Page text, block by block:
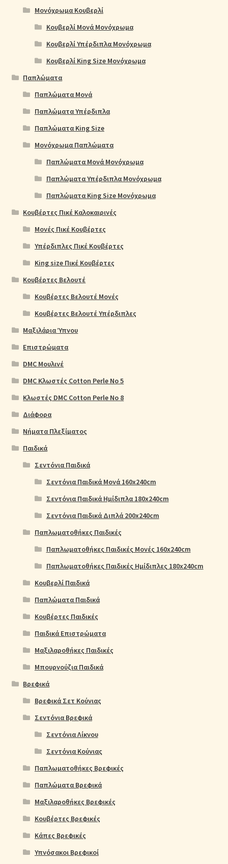
Μονόχρωμα Κουβερλί
Κουβερλί Μονά Μονόχρωμα
Κουβερλί Υπέρδιπλα Μονόχρωμα
Κουβερλί King Size Μονόχρωμα
Παπλώματα
Παπλώματα Μονά
Παπλώματα Υπέρδιπλα
Παπλώματα King Size
Μονόχρωμα Παπλώματα
Παπλώματα Μονά Μονόχρωμα
Παπλώματα Υπέρδιπλα Μονόχρωμα
Παπλώματα King Size Μονόχρωμα
Κουβέρτες Πικέ Καλοκαιρινές
Μονές Πικέ Κουβέρτες
Υπέρδιπλες Πικέ Κουβέρτες
King size Πικέ Κουβέρτες
Κουβέρτες Βελουτέ
Κουβέρτες Βελουτέ Μονές
Κουβέρτες Βελουτέ Υπέρδιπλες
Μαξιλάρια Ύπνου
Επιστρώματα
DMC Μουλινέ
DMC Κλωστές Cotton Perle No 5
Κλωστές DMC Cotton Perle No 8
Διάφορα
Νήματα Πλεξίματος
Παιδικά
Σεντόνια Παιδικά
Σεντόνια Παιδικά Μονά 160x240cm
Σεντόνια Παιδικά Ημίδιπλα 180x240cm
Σεντόνια Παιδικά Διπλά 200x240cm
Παπλωματοθήκες Παιδικές
Παπλωματοθήκες Παιδικές Μονές 160x240cm
Παπλωματοθήκες Παιδικές Ημίδιπλες 180x240cm
Κουβερλί Παιδικά
Παπλώματα Παιδικά
Κουβέρτες Παιδικές
Παιδικά Επιστρώματα
Μαξιλαροθήκες Παιδικές
Μπουρνούζια Παιδικά
Βρεφικά
Βρεφικά Σετ Κούνιας
Σεντόνια Βρεφικά
Σεντόνια Λίκνου
Σεντόνια Κούνιας
Παπλωματοθήκες Βρεφικές
Παπλώματα Βρεφικά
Μαξιλαροθήκες Βρεφικές
Κουβέρτες Βρεφικές
Κάπες Βρεφικές
Υπνόσακοι Βρεφικοί